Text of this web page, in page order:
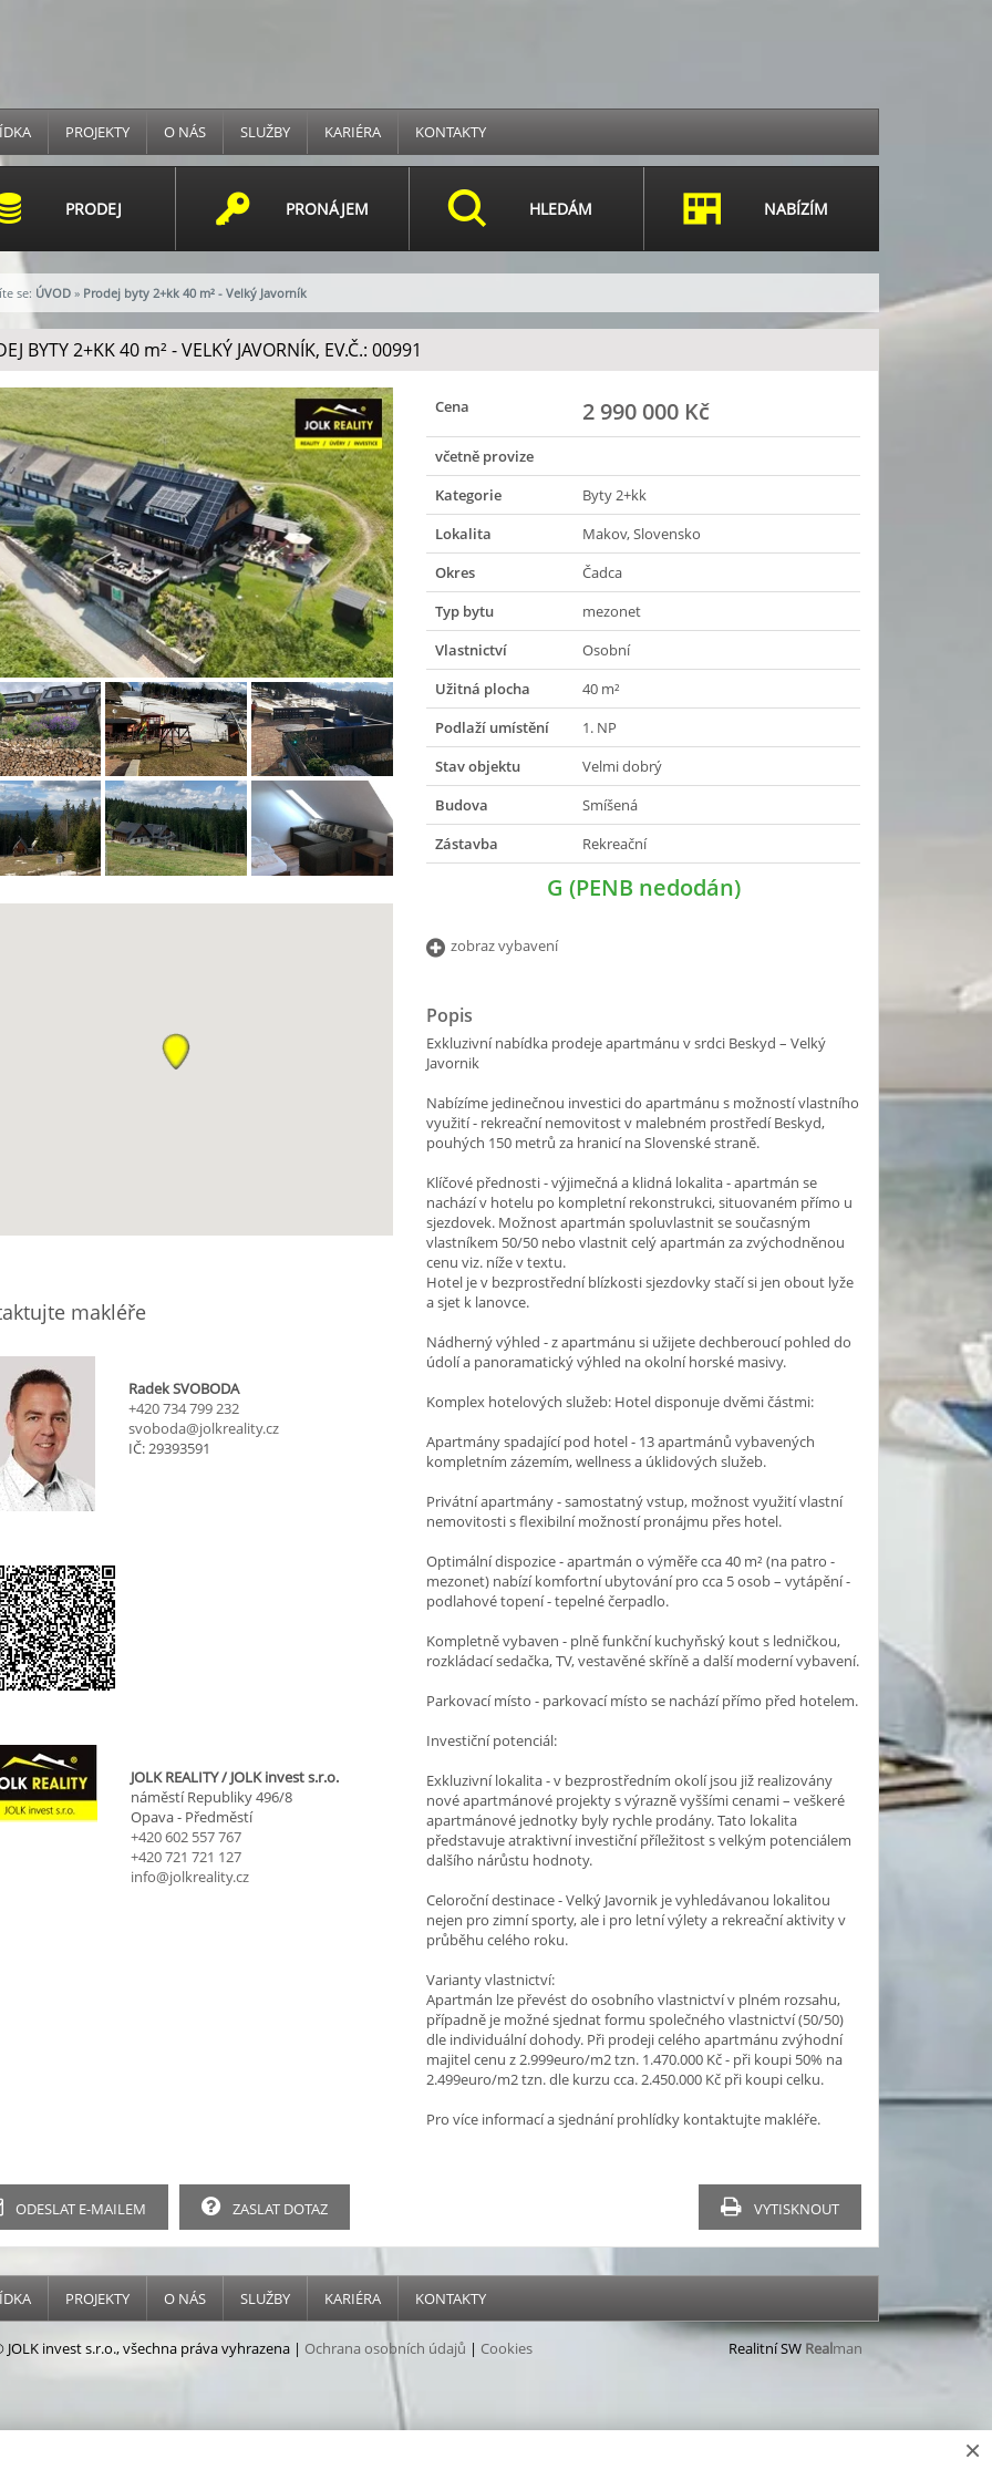
PROJEKTY O NÁS SLUŽBY KARIÉRA KONTAKTY
PRODEJ PRONÁJEM HLEDÁM NABÍZÍM
se: ÚVOD » Prodej byty 2+kk 40 m² - Velký Javorník
BYTY 2+KK 40 m²- VELKÝ JAVORNÍK, EV.Č.: 00991
makléře
Radek SVOBODA
+420 734 799 232
svoboda@jolkreality.cz
IČ: 29393591
JOLK REALITY / JOLK invest s.r.o.
náměstí Republiky 496/8
Opava - Předměstí
+420 602 557 767
+420 721 721 127
info@jolkreality.cz
Cena 2 990 000 Kč
včetně provize
Kategorie
Byty 2+kk
Lokalita
Makov, Slovensko
Okres
Čadca
Typ bytu
mezonet
Vlastnictví
Osobní
Užitná plocha
40 m²
Podlaží umístění
1. NP
Stav objektu
Velmi dobrý
Budova
Smíšená
Zástavba
Rekreační
G (PENB nedodán)
zobraz vybavení
Popis
Exkluzivní nabídka prodeje apartmánu v srdci Beskyd – Velký
Javornik
Nabízíme jedinečnou investici do apartmánu s možností vlastního
využití - rekreační nemovitost v malebném prostředí Beskyd,
pouhých 150 metrů za hranicí na Slovenské straně.
Klíčové přednosti - výjimečná a klidná lokalita - apartmán se
nachází v hotelu po kompletní rekonstrukci, situovaném přímo u
sjezdovek. Možnost apartmán spoluvlastnit se současným
vlastníkem 50/50 nebo vlastnit celý apartmán za zvýchodněnou
cenu viz. níže v textu.
Hotel je v bezprostřední blízkosti sjezdovky stačí si jen obout lyže
a sjet k lanovce.
Nádherný výhled - z apartmánu si užijete dechberoucí pohled do
údolí a panoramatický výhled na okolní horské masivy.
Komplex hotelových služeb: Hotel disponuje dvěmi částmi:
Apartmány spadající pod hotel - 13 apartmánů vybavených
kompletním zázemím, wellness a úklidových služeb.
Privátní apartmány - samostatný vstup, možnost využití vlastní
nemovitosti s flexibilní možností pronájmu přes hotel.
Optimální dispozice - apartmán o výměře cca 40 m² (na patro -
mezonet) nabízí komfortní ubytování pro cca 5 osob – vytápění -
podlahové topení - tepelné čerpadlo.
Kompletně vybaven - plně funkční kuchyňský kout s ledničkou,
rozkládací sedačka, TV, vestavěné skříně a další moderní vybavení.
Parkovací místo - parkovací místo se nachází přímo před hotelem.
Investiční potenciál:
Exkluzivní lokalita - v bezprostředním okolí jsou již realizovány
nové apartmánové projekty s výrazně vyššími cenami – veškeré
apartmánové jednotky byly rychle prodány. Tato lokalita
představuje atraktivní investiční příležitost s velkým potenciálem
dalšího nárůstu hodnoty.
Celoroční destinace - Velký Javornik je vyhledávanou lokalitou
nejen pro zimní sporty, ale i pro letní výlety a rekreační aktivity v
průběhu celého roku.
Varianty vlastnictví:
Apartmán lze převést do osobního vlastnictví v plném rozsahu,
případně je možné sjednat formu společného vlastnictví (50/50)
dle individuální dohody. Při prodeji celého apartmánu zvýhodní
majitel cenu z 2.999euro/m2 tzn. 1.470.000 Kč - při koupi 50% na
2.499euro/m2 tzn. dle kurzu cca. 2.450.000 Kč při koupi celku.
Pro více informací a sjednání prohlídky kontaktujte makléře.
ODESLAT E-MAILEM ZASLAT DOTAZ VYTISKNOUT
PROJEKTY O NÁS SLUŽBY KARIÉRA KONTAKTY
JOLK invest s.r.o., všechna práva vyhrazena | Ochrana osobních údajů | Cookies Realitní SW Realman
×